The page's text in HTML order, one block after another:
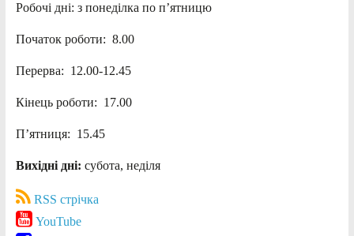
Робочі дні: з понеділка по п’ятницю
Початок роботи: 8.00
Перерва: 12.00-12.45
Кінець роботи: 17.00
П’ятниця: 15.45
Вихідні дні: субота, неділя
RSS стрічка
YouTube